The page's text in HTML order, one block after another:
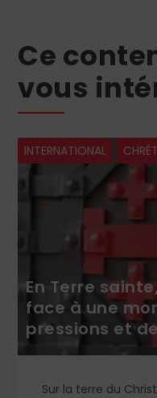
Ce
vous
LE MONDE
responsables
+